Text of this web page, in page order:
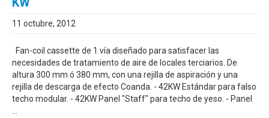
11 octubre, 2012
Fan-coil cassette de 1 vía diseñado para satisfacer las
necesidades de tratamiento de aire de locales terciarios. De
altura 300 mm ó 380 mm, con una rejilla de aspiración y una
rejilla de descarga de efecto Coanda. - 42KW Estándar para falso
techo modular. - 42KW Panel "Staff" para techo de yeso. - Panel
...